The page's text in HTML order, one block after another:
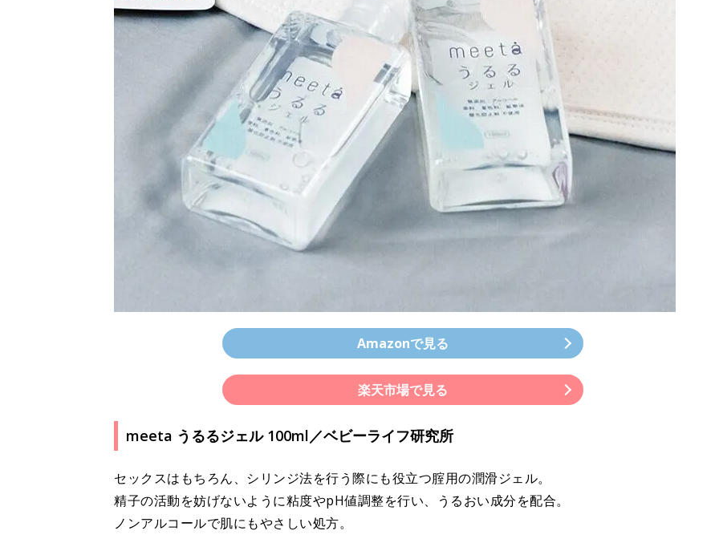
Amazonで見る
楽天市場で見る
meeta うるるジェル 100ml／ベビーライフ研究所
セックスはもちろん、シリンジ法を行う際にも役立つ腟用の潤滑ジェル。
精子の活動を妨げないように粘度やpH値調整を行い、うるおい成分を配合。
ノンアルコールで肌にもやさしい処方。